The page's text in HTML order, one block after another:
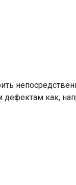
дефектам как,